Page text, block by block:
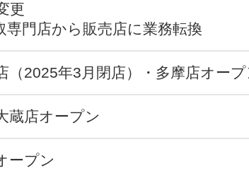
更
専門店から販売店に業務転換
（2025年3月閉店）・多摩店オー
蔵店オープン
ープン